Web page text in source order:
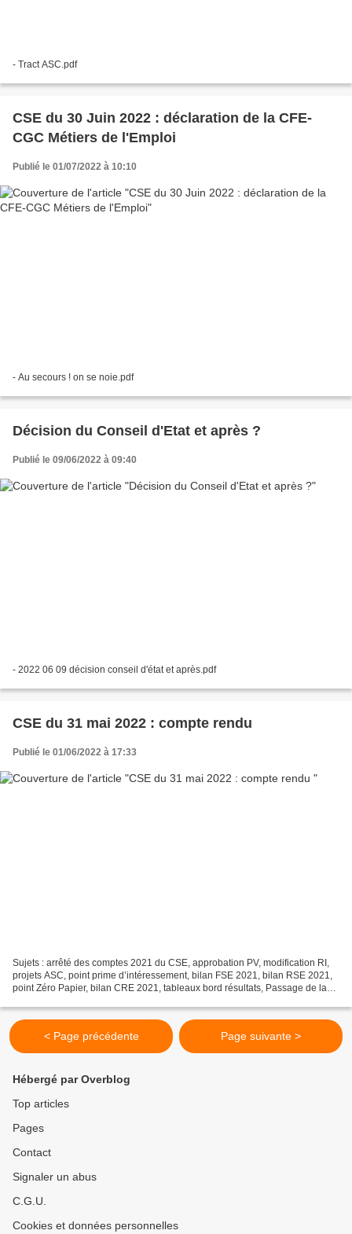
- Tract ASC.pdf
CSE du 30 Juin 2022 : déclaration de la CFE-
CGC Métiers de l'Emploi
Publié le 01/07/2022 à 10:10
- Au secours ! on se noie.pdf
Décision du Conseil d'Etat et après ?
Publié le 09/06/2022 à 09:40
- 2022 06 09 décision conseil d'état et après.pdf
CSE du 31 mai 2022 : compte rendu
Publié le 01/06/2022 à 17:33
Sujets : arrêté des comptes 2021 du CSE, approbation PV, modification RI,
projets ASC, point prime d’intéressement, bilan FSE 2021, bilan RSE 2021,
point Zéro Papier, bilan CRE 2021, tableaux bord résultats, Passage de la
< Page précédente Page suivante >
Hébergé par Overblog
Top articles
Pages
Contact
Signaler un abus
C.G.U.
Cookies et données personnelles